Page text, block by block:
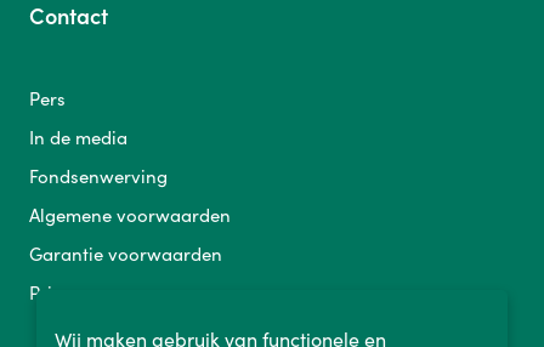
Contact
Pers
In de media
Fondsenwerving
Algemene voorwaarden
Garantie voorwaarden
Privacy
Wij maken gebruik van functionele en